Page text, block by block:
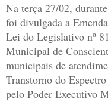
Na terça 27/02,
foi divulgada a
Lei do Legislativo nº
Municipal de
municipais de
Transtorno do
pelo Poder Executivo